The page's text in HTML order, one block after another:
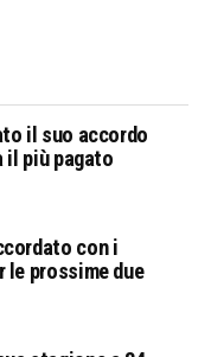
il suo accordo
il più pagato
con i
le prossime due